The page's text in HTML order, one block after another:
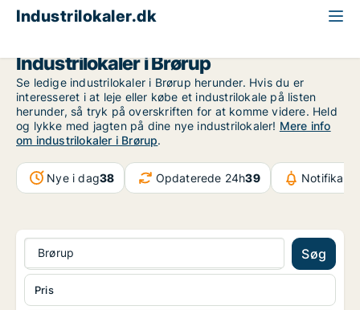
Industrilokaler.dk
Industrilokaler i Brørup
Se ledige industrilokaler i Brørup herunder. Hvis du er
interesseret i at leje eller købe et industrilokale på listen
herunder, så tryk på overskriften for at komme videre. Held
og lykke med jagten på dine nye industrilokaler! Mere info
om industrilokaler i Brørup.
Nye i dag38 Opdaterede 24h39
Brørup Søg
Pris